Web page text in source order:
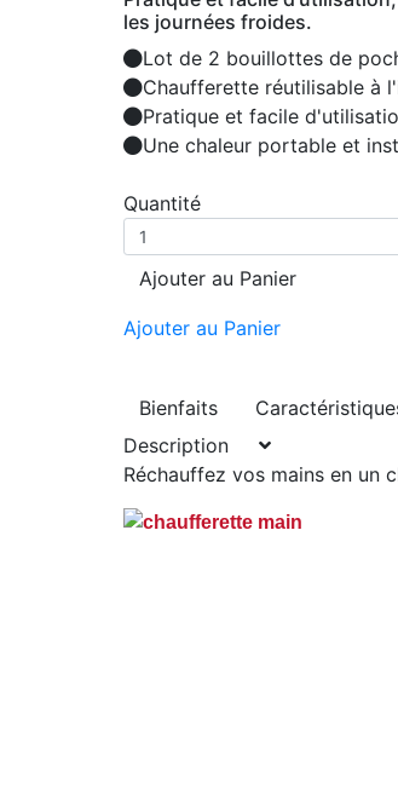
les journées froides.
Lot de 2 bouillottes de
Chaufferette réutilisable à
Pratique et facile
Une chaleur portable et
Quantité
Ajouter au Panier
Ajouter au Panier
Bienfaits
Description
Réchauffez vos mains en un